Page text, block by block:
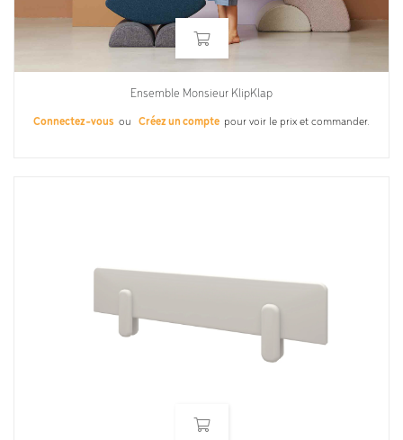
Ensemble Monsieur KlipKlap
Connectez-vous ou Créez un compte pour voir le prix et commander.